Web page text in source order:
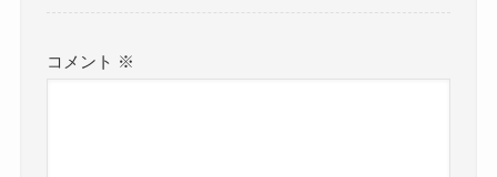
コメント ※